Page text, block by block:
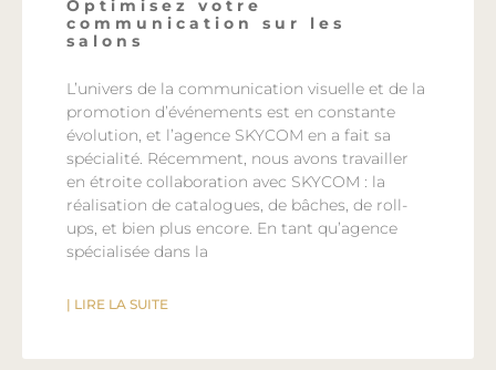
Optimisez votre
communication sur les
salons
L’univers de la communication visuelle et de la
promotion d’événements est en constante
évolution, et l’agence SKYCOM en a fait sa
spécialité. Récemment, nous avons travailler
en étroite collaboration avec SKYCOM : la
réalisation de catalogues, de bâches, de roll-
ups, et bien plus encore. En tant qu’agence
spécialisée dans la
| LIRE LA SUITE